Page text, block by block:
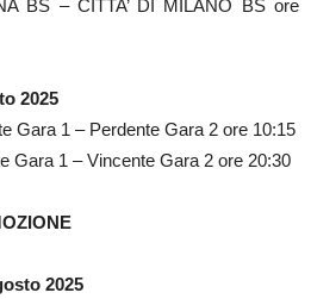
BS – CITTA’ DI MILANO BS ore
2025
Gara 1 – Perdente Gara 2 ore 10:15
Gara 1 – Vincente Gara 2 ore 20:30
2025